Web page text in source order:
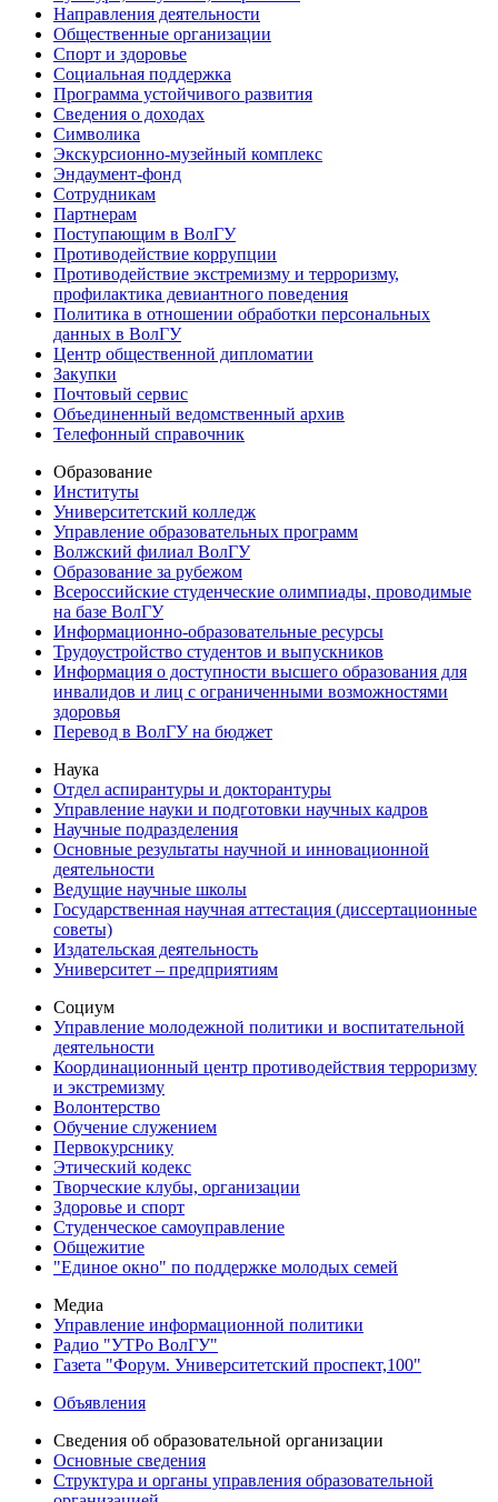
Направления деятельности
Общественные организации
Спорт и здоровье
Социальная поддержка
Программа устойчивого развития
Сведения о доходах
Символика
Экскурсионно-музейный комплекс
Эндаумент-фонд
Сотрудникам
Партнерам
Поступающим в ВолГУ
Противодействие коррупции
Противодействие экстремизму и терроризму,
профилактика девиантного поведения
Политика в отношении обработки персональных
данных в ВолГУ
Центр общественной дипломатии
Закупки
Почтовый сервис
Объединенный ведомственный архив
Телефонный справочник
Образование
Институты
Университетский колледж
Управление образовательных программ
Волжский филиал ВолГУ
Образование за рубежом
Всероссийские студенческие олимпиады, проводимые
на базе ВолГУ
Информационно-образовательные ресурсы
Трудоустройство студентов и выпускников
Информация о доступности высшего образования для
инвалидов и лиц с ограниченными возможностями
здоровья
Перевод в ВолГУ на бюджет
Наука
Отдел аспирантуры и докторантуры
Управление науки и подготовки научных кадров
Научные подразделения
Основные результаты научной и инновационной
деятельности
Ведущие научные школы
Государственная научная аттестация (диссертационные
советы)
Издательская деятельность
Университет – предприятиям
Социум
Управление молодежной политики и воспитательной
деятельности
Координационный центр противодействия терроризму
и экстремизму
Волонтерство
Обучение служением
Первокурснику
Этический кодекс
Творческие клубы, организации
Здоровье и спорт
Студенческое самоуправление
Общежитие
"Единое окно" по поддержке молодых семей
Медиа
Управление информационной политики
Радио "УТРо ВолГУ"
Газета "Форум. Университетский проспект,100"
Объявления
Сведения об образовательной организации
Основные сведения
Структура и органы управления образовательной